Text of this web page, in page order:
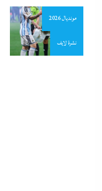
مونديال 2026
نشرة لايف
بعد واقعة عاملة محل